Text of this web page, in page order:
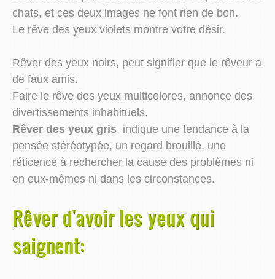
chats, et ces deux images ne font rien de bon.
Le rêve des yeux violets montre votre désir.
Rêver des yeux noirs, peut signifier que le rêveur a
de faux amis.
Faire le rêve des yeux multicolores, annonce des
divertissements inhabituels.
Rêver des yeux gris, indique une tendance à la
pensée stéréotypée, un regard brouillé, une
réticence à rechercher la cause des problèmes ni
en eux-mêmes ni dans les circonstances.
Rêver d'avoir les yeux qui
saignent: